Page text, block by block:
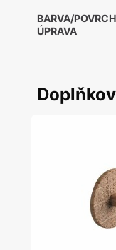
BARVA/
ÚPRAVA